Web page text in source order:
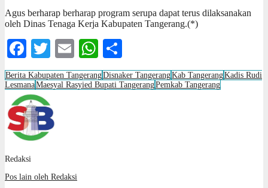
Agus berharap berharap program serupa dapat terus dilaksanakan
oleh Dinas Tenaga Kerja Kabupaten Tangerang.(*)
Facebook
Twitter
EmailWhatsApp
Berita Kabupaten TangerangDisnaker TangerangKab TangerangKadis Rudi
LesmanaMaesyal Rasyied Bupati TangerangPemkab Tangerang
Redaksi
Pos lain oleh Redaksi